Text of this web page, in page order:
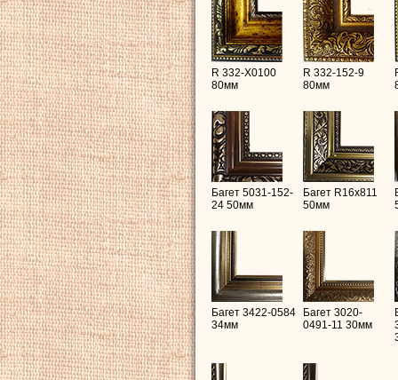
R 332-X0100
80мм
R 332-152-9
80мм
Багет 5031-152-
24 50мм
Багет R16х811
50мм
Багет 3422-0584
34мм
Багет 3020-
0491-11 30мм